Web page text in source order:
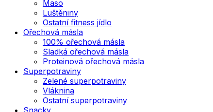
Maso
Luštěniny
Ostatní fitness jídlo
Ořechová másla
100% ořechová másla
Sladká ořechová másla
Proteinová ořechová másla
Superpotraviny
Zelené superpotraviny
Vláknina
Ostatní superpotraviny
Snacky